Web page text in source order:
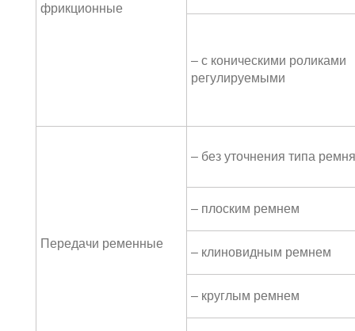
фрикционные
– с коническими роликами
регулируемыми
Передачи ременные
– без уточнения типа ремня
– плоским ремнем
– клиновидным ремнем
– круглым ремнем